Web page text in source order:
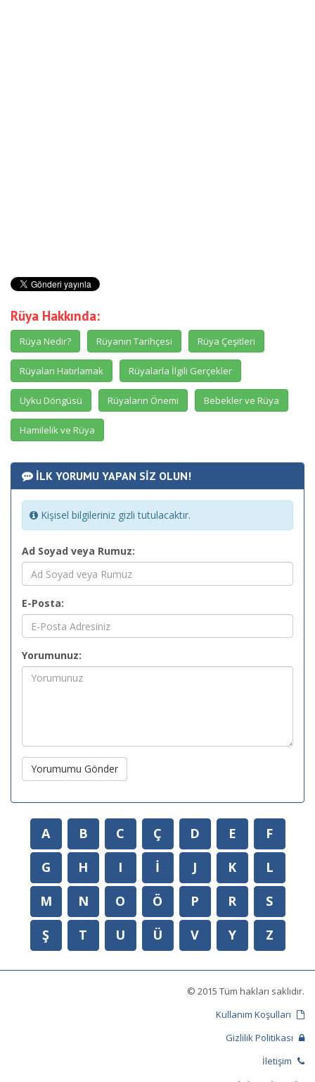
Rüya Hakkında:
Rüya Nedir? Rüyanın Tarihçesi Rüya Çeşitleri
Rüyaları Hatırlamak Rüyalarla İlgili Gerçekler
Uyku Döngüsü Rüyaların Önemi Bebekler ve Rüya
Hamilelik ve Rüya
İLK YORUMU YAPAN SİZ OLUN!
Kişisel bilgileriniz gizli tutulacaktır.
Ad Soyad veya Rumuz:
E-Posta:
Yorumunuz:
Yorumumu Gönder
A B C Ç D E
F
G
H I İ J K
L
M
N O Ö P R
S
Ş
T U Ü V Y Z
© 2015 Tüm hakları saklıdır.
Kullanım Koşulları
Gizlilik Politikası
İletişim